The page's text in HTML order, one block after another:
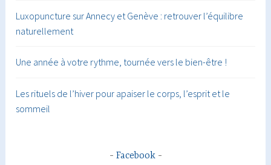
Luxopuncture sur Annecy et Genève : retrouver l’équilibre
naturellement
Une année à votre rythme, tournée vers le bien-être !
Les rituels de l’hiver pour apaiser le corps, l’esprit et le
sommeil
Facebook